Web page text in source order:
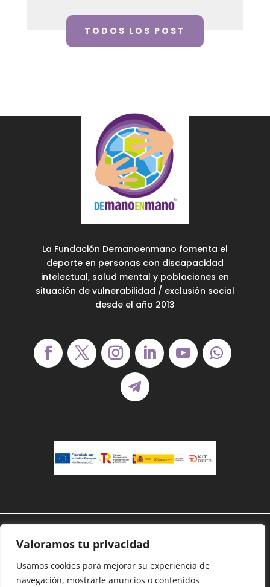
Valoramos tu privacidad
Usamos cookies para mejorar su experiencia de
navegación, mostrarle anuncios o contenidos
TODOS LOS POST
La Fundación Demanoenmano fomenta el
deporte en personas con discapacidad
intelectual, salud mental y poblaciones en
situación de vulnerabilidad / exclusión social
desde el año 2013
reservados©
Protección de datos–Cookies–Accesibilidad
Mapa Web